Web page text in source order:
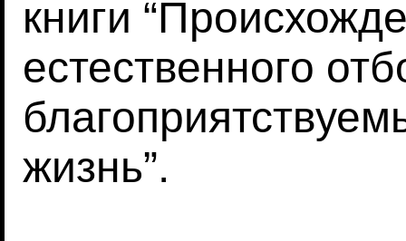
книги
естественного
жизнь”.